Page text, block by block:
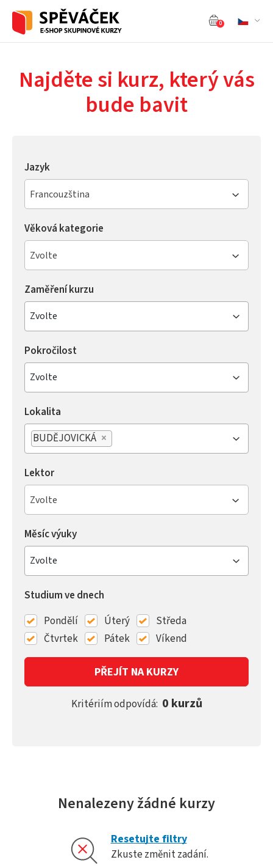
0
Najděte si kurz, který vás
bude bavit
Jazyk
Francouzština
Věková kategorie
Zvolte
Zaměření kurzu
Zvolte
Pokročilost
Zvolte
Lokalita
×
BUDĚJOVICKÁ
Lektor
Zvolte
Měsíc výuky
Zvolte
Studium ve dnech
Pondělí
Úterý
Středa
Čtvrtek
Pátek Víkend
PŘEJÍT NA KURZY
Kritériím odpovídá: 0 kurzů
Nenalezeny žádné kurzy
Resetujte filtry
Zkuste změnit zadání.